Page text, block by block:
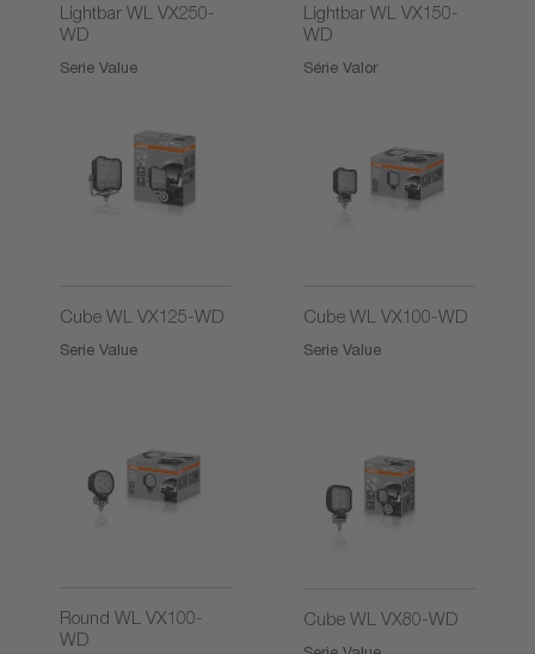
Lightbar WL VX250-
WD
Serie Value
Lightbar WL VX150-
WD
Série Valor
Cube WL VX125-WD
Serie Value
Cube WL VX100-WD
Serie Value
Round WL VX100-
WD
Cube WL VX80-WD